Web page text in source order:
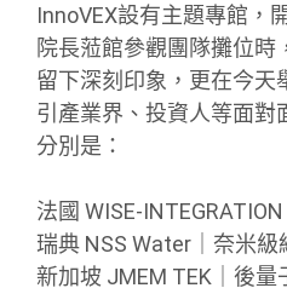
InnoVEX設有主題專館，
院長蒞館參觀團隊攤位時
留下深刻印象，更在今天
引產業界、投資人等面對
分別是：
法國 WISE-
瑞典 NSS Water｜奈米級
新加坡 JMEM TEK｜後